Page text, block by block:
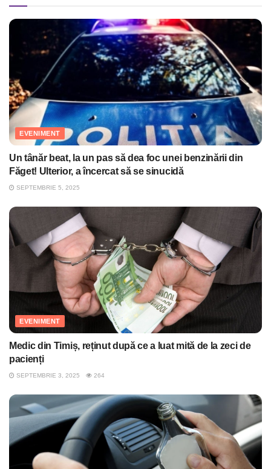
EVENIMENT
Un tânăr beat, la un pas să dea foc unei benzinării din
Făget! Ulterior, a încercat să se sinucidă
SEPTEMBRIE 5, 2025
EVENIMENT
Medic din Timiș, reținut după ce a luat mită de la zeci de
pacienți
SEPTEMBRIE 3, 2025 264